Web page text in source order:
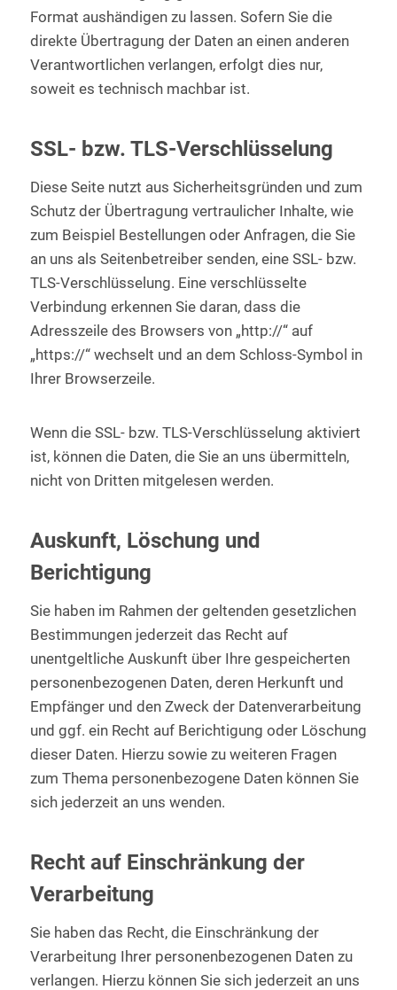
Format aushändigen zu lassen. Sofern Sie die
direkte Übertragung der Daten an einen anderen
Verantwortlichen verlangen, erfolgt dies nur,
soweit es technisch machbar ist.
SSL- bzw. TLS-Verschlüsselung
Diese Seite nutzt aus Sicherheitsgründen und zum
Schutz der Übertragung vertraulicher Inhalte, wie
zum Beispiel Bestellungen oder Anfragen, die Sie
an uns als Seitenbetreiber senden, eine SSL- bzw.
TLS-Verschlüsselung. Eine verschlüsselte
Verbindung erkennen Sie daran, dass die
Adresszeile des Browsers von „http://“ auf
„https://“ wechselt und an dem Schloss-Symbol in
Ihrer Browserzeile.
Wenn die SSL- bzw. TLS-Verschlüsselung aktiviert
ist, können die Daten, die Sie an uns übermitteln,
nicht von Dritten mitgelesen werden.
Auskunft, Löschung und
Berichtigung
Sie haben im Rahmen der geltenden gesetzlichen
Bestimmungen jederzeit das Recht auf
unentgeltliche Auskunft über Ihre gespeicherten
personenbezogenen Daten, deren Herkunft und
Empfänger und den Zweck der Datenverarbeitung
und ggf. ein Recht auf Berichtigung oder Löschung
dieser Daten. Hierzu sowie zu weiteren Fragen
zum Thema personenbezogene Daten können Sie
sich jederzeit an uns wenden.
Recht auf Einschränkung der
Verarbeitung
Sie haben das Recht, die Einschränkung der
Verarbeitung Ihrer personenbezogenen Daten zu
verlangen. Hierzu können Sie sich jederzeit an uns